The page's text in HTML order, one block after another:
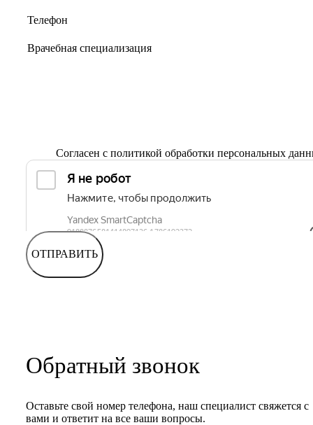
Согласен с политикой обработки персональных
ОТПРАВИТЬ
Обратный звонок
Оставьте свой номер телефона, наш специалист свяжется с
вами и ответит на все ваши вопросы.